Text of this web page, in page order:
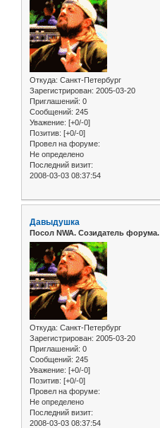
Откуда: Санкт-Петербург
Зарегистрирован: 2005-03-20
Приглашений: 0
Сообщений: 245
Уважение: [+0/-0]
Позитив: [+0/-0]
Провел на форуме:
Не определено
Последний визит:
2008-03-03 08:37:54
Давыдушка
Посол NWA. Созидатель форума.
Откуда: Санкт-Петербург
Зарегистрирован: 2005-03-20
Приглашений: 0
Сообщений: 245
Уважение: [+0/-0]
Позитив: [+0/-0]
Провел на форуме:
Не определено
Последний визит:
2008-03-03 08:37:54